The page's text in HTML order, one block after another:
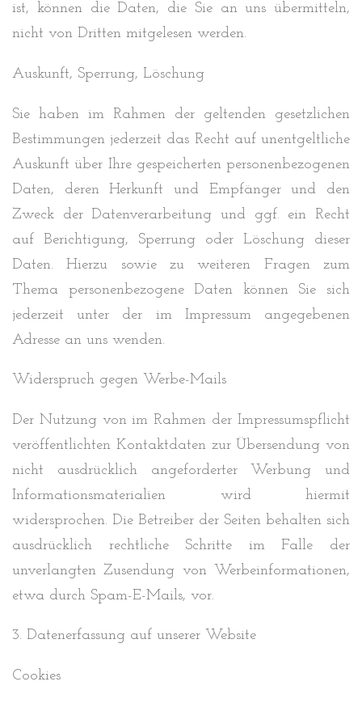
ist, können die Daten, die Sie an uns übermitteln,
nicht von Dritten mitgelesen werden.
Auskunft, Sperrung, Löschung
Sie haben im Rahmen der geltenden gesetzlichen
Bestimmungen jederzeit das Recht auf unentgeltliche
Auskunft über Ihre gespeicherten personenbezogenen
Daten, deren Herkunft und Empfänger und den
Zweck der Datenverarbeitung und ggf. ein Recht
auf Berichtigung, Sperrung oder Löschung dieser
Daten. Hierzu sowie zu weiteren Fragen zum
Thema personenbezogene Daten können Sie sich
jederzeit unter der im Impressum angegebenen
Adresse an uns wenden.
Widerspruch gegen Werbe-Mails
Der Nutzung von im Rahmen der Impressumspflicht
veröffentlichten Kontaktdaten zur Übersendung von
nicht ausdrücklich angeforderter Werbung und
Informationsmaterialien wird hiermit
widersprochen. Die Betreiber der Seiten behalten sich
ausdrücklich rechtliche Schritte im Falle der
unverlangten Zusendung von Werbeinformationen,
etwa durch Spam-E-Mails, vor.
3. Datenerfassung auf unserer Website
Cookies